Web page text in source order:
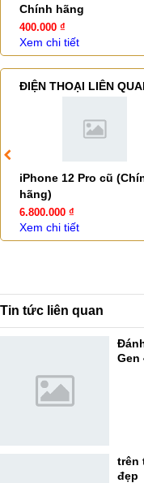
Chính hãng
400.000 ₫
Xem chi tiết
ĐIỆN THOẠI LIÊN
iPhone 12 Pro cũ
hãng)
6.800.000 ₫
Xem chi tiết
Tin tức liên quan
Gen
trên
đẹp